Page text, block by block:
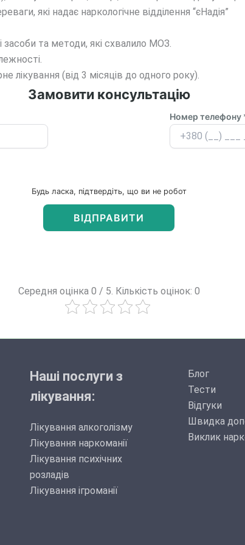
які надає наркологічне відділення “єНадія”
та методи, які схвалило МОЗ.
лікування (від 3 місяців до одного року).
Замовити консультацію
Номер телефону
Будь ласка, підтвердіть, що ви не робот
Середня оцінка 0 / 5. Кількість оцінок: 0
Наші послуги з
лікування:
Лікування алкоголізму
Лікування наркоманії
Лікування психічних
розладів
Лікування ігроманії
Блог
Тести
Відгуки
Швидка
Виклик